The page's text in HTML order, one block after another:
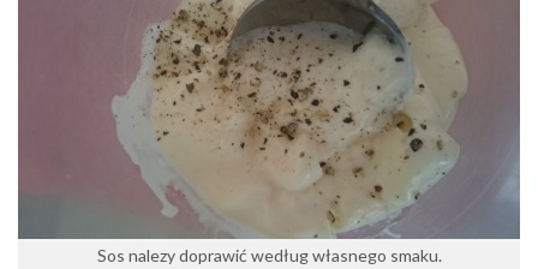
Sos nalezy doprawić według własnego smaku.